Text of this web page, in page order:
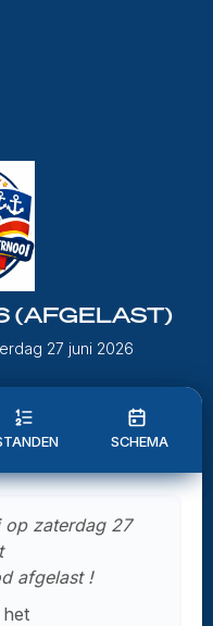
(AFGELAST)
27 juni 2026
SCHEMA
op zaterdag 27
afgelast !